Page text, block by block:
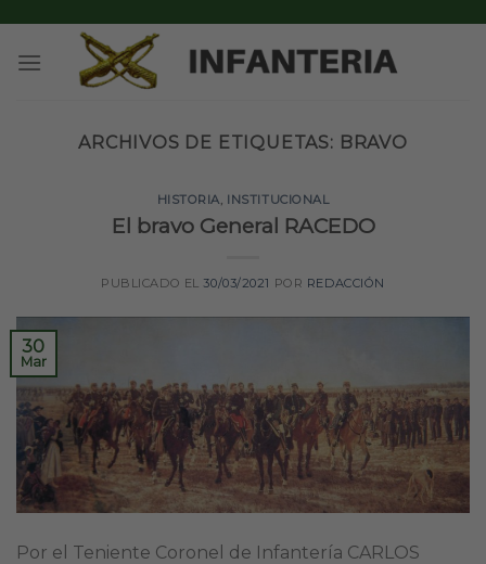
content
ARCHIVOS DE ETIQUETAS: BRAVO
HISTORIA, INSTITUCIONAL
El bravo General RACEDO
PUBLICADO EL 30/03/2021 POR REDACCIÓN
30
Mar
Por el Teniente Coronel de Infantería CARLOS